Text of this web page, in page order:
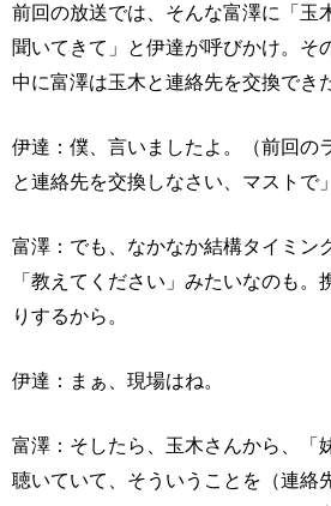
前回の放送では、そんな富澤に「玉
聞いてきて」と伊達が呼びかけ。そ
中に富澤は玉木と連絡先を交換でき
伊達：僕、言いましたよ。（前回の
と連絡先を交換しなさい、マストで
富澤：でも、なかなか結構タイミン
「教えてください」みたいなのも。
りするから。
伊達：まぁ、現場はね。
富澤：そしたら、玉木さんから、「
聴いていて、そういうことを（連絡